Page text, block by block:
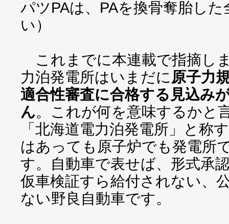
パツPAは、PAを換骨奪胎し
い）
これまでに本連載で指摘し
力泊発電所はいまだに 原子力
適合性審査に合格する見込み
ん。これが何を意味するかと
「北海道電力泊発電所」と称
はあっても原子炉でも発電所
す。自動車で表せば、形式承
仮車検証すら給付されない、
ない野良自動車です。